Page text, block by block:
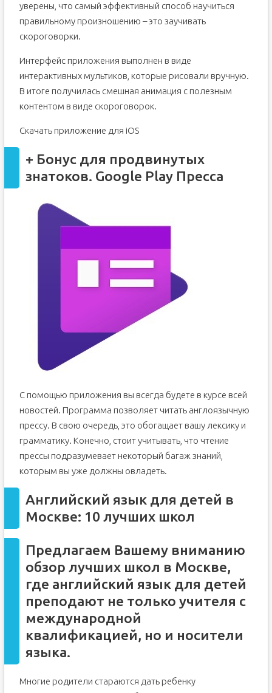
уверены, что самый эффективный способ научиться
правильному произношению – это заучивать
скороговорки.
Интерфейс приложения выполнен в виде
интерактивных мультиков, которые рисовали вручную.
В итоге получилась смешная анимация с полезным
контентом в виде скороговорок.
Скачать приложение для iOS
+ Бонус для продвинутых
знатоков. Google Play Пресса
С помощью приложения вы всегда будете в курсе всей
новостей. Программа позволяет читать англоязычную
прессу. В свою очередь, это обогащает вашу лексику и
грамматику. Конечно, стоит учитывать, что чтение
прессы подразумевает некоторый багаж знаний,
которым вы уже должны овладеть.
Английский язык для детей в
Москве: 10 лучших школ
Предлагаем Вашему вниманию
обзор лучших школ в Москве,
где английский язык для детей
преподают не только учителя с
международной
квалификацией, но и носители
языка.
Многие родители стараются дать ребенку